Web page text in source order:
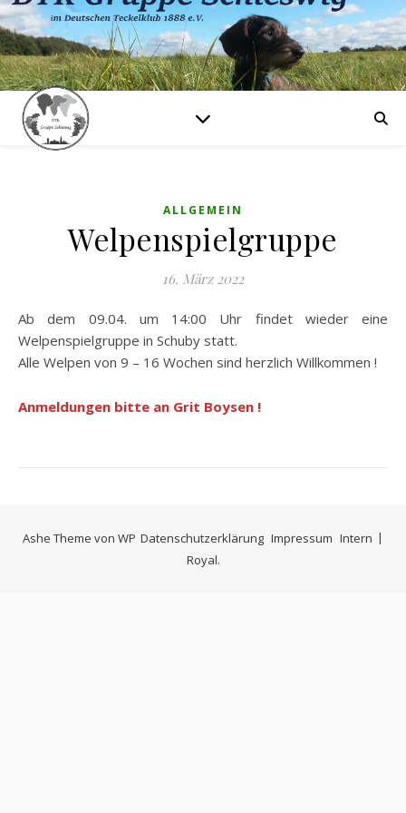
ALLGEMEIN
Welpenspielgruppe
16. März 2022
Ab dem 09.04. um 14:00 Uhr findet wieder eine
Welpenspielgruppe in Schuby statt.
Alle Welpen von 9 – 16 Wochen sind herzlich Willkommen !
Anmeldungen bitte an Grit Boysen !
Datenschutzerklärung Impressum Intern
Ashe Theme von WP
Royal.